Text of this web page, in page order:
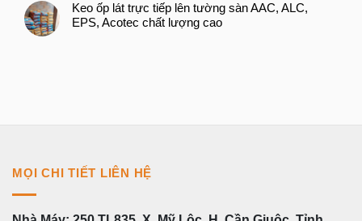
Keo ốp lát trực tiếp lên tường sàn AAC, ALC,
EPS, Acotec chất lượng cao
MỌI CHI TIẾT LIÊN HỆ